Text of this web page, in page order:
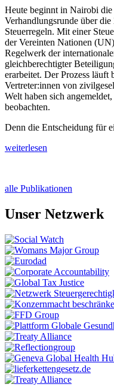
Heute beginnt in Nairobi
Verhandlungsrunde über
Steuerregeln. Mit einer
der Vereinten Nationen
Regelwerk der
gleichberechtigter
erarbeitet. Der Prozess läuft
Vertreter:innen von
Welt haben sich
beobachten.
Denn die Entscheidung für
weiterlesen
alle Publikationen
Unser Netzwerk